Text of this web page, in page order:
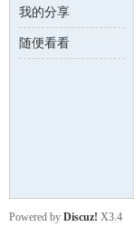
我的分享
随便看看
Powered by Discuz! X3.4